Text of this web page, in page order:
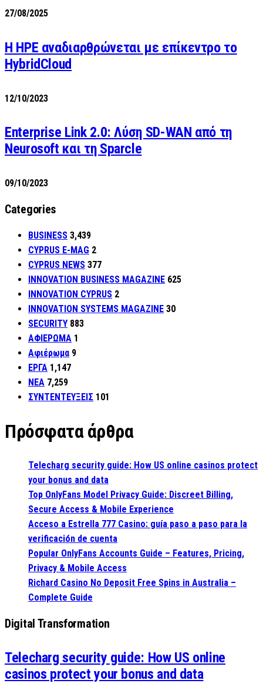
27/08/2025
H HPE αναδιαρθρώνεται με επίκεντρο το
HybridCloud
12/10/2023
Enterprise Link 2.0: Λύση SD-WAN από τη
Neurosoft και τη Sparcle
09/10/2023
Categories
BUSINESS 3,439
CYPRUS E-MAG 2
CYPRUS NEWS 377
INNOVATION BUSINESS MAGAZINE 625
INNOVATION CYPRUS 2
INNOVATION SYSTEMS MAGAZINE 30
SECURITY 883
ΑΦΙΕΡΩΜΑ 1
Αφιέρωμα 9
ΕΡΓΑ 1,147
ΝΕΑ 7,259
ΣΥΝΤΕΝΤΕΥΞΕΙΣ 101
Πρόσφατα άρθρα
Telecharg security guide: How US online casinos protect
your bonus and data
Top OnlyFans Model Privacy Guide: Discreet Billing,
Secure Access & Mobile Experience
Acceso a Estrella 777 Casino: guía paso a paso para la
verificación de cuenta
Popular OnlyFans Accounts Guide – Features, Pricing,
Privacy & Mobile Access
Richard Casino No Deposit Free Spins in Australia –
Complete Guide
Digital Transformation
Telecharg security guide: How US online
casinos protect your bonus and data